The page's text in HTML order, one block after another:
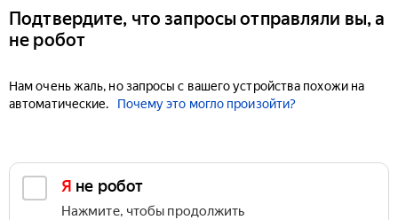
Подтвердите, что запросы отправляли вы, а
не робот
Нам очень жаль, но запросы с вашего устройства похожи на
автоматические.
Почему это могло произойти?
Я не робот
Нажмите, чтобы продолжить